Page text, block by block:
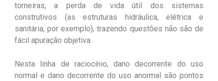
torneiras, a perda de vida útil dos sistemas
construtivos (as estruturas hidráulica, elétrica e
sanitária, por exemplo), trazendo questões não são de
fácil apuração objetiva.
Nesta linha de raciocínio, dano decorrente do uso
normal e dano decorrente do uso anormal são pontos